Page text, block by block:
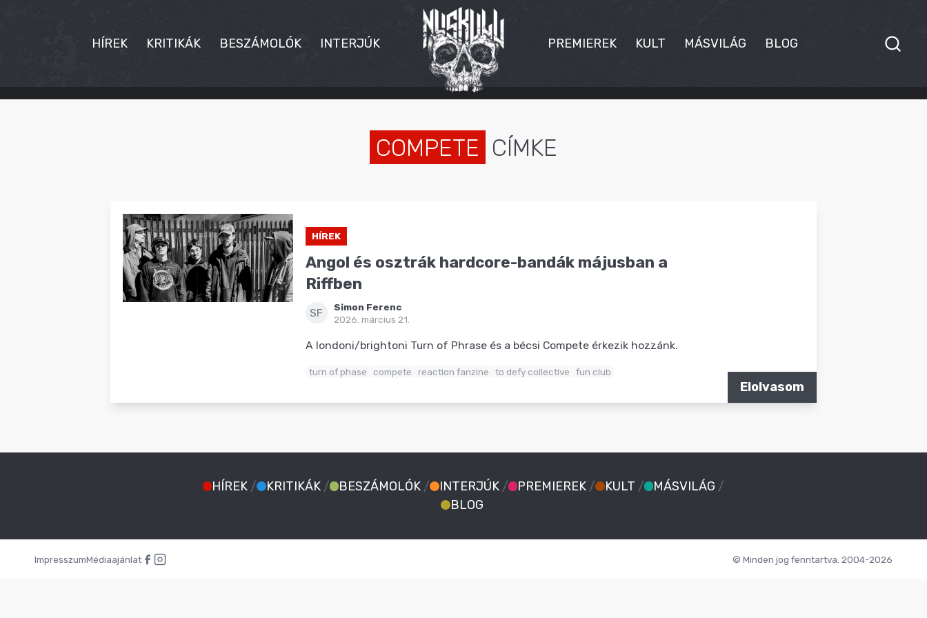
HÍREK KRITIKÁK BESZÁMOLÓK INTERJÚK PREMIEREK KULT MÁSVILÁG BLOG
HÍREK
COMPETE CÍMKE
HÍREK
Angol és osztrák hardcore-bandák májusban a
Riffben
SF
Simon Ferenc
2026. március 21.
A londoni/brightoni Turn of Phrase és a bécsi Compete érkezik hozzánk.
turn of phase compete reaction fanzine to defy collective fun club
Elolvasom
HÍREK / KRITIKÁK / BESZÁMOLÓK / INTERJÚK / PREMIEREK / KULT / MÁSVILÁG /
BLOG
ImpresszumMédiaajánlat © Minden jog fenntartva. 2004-2026